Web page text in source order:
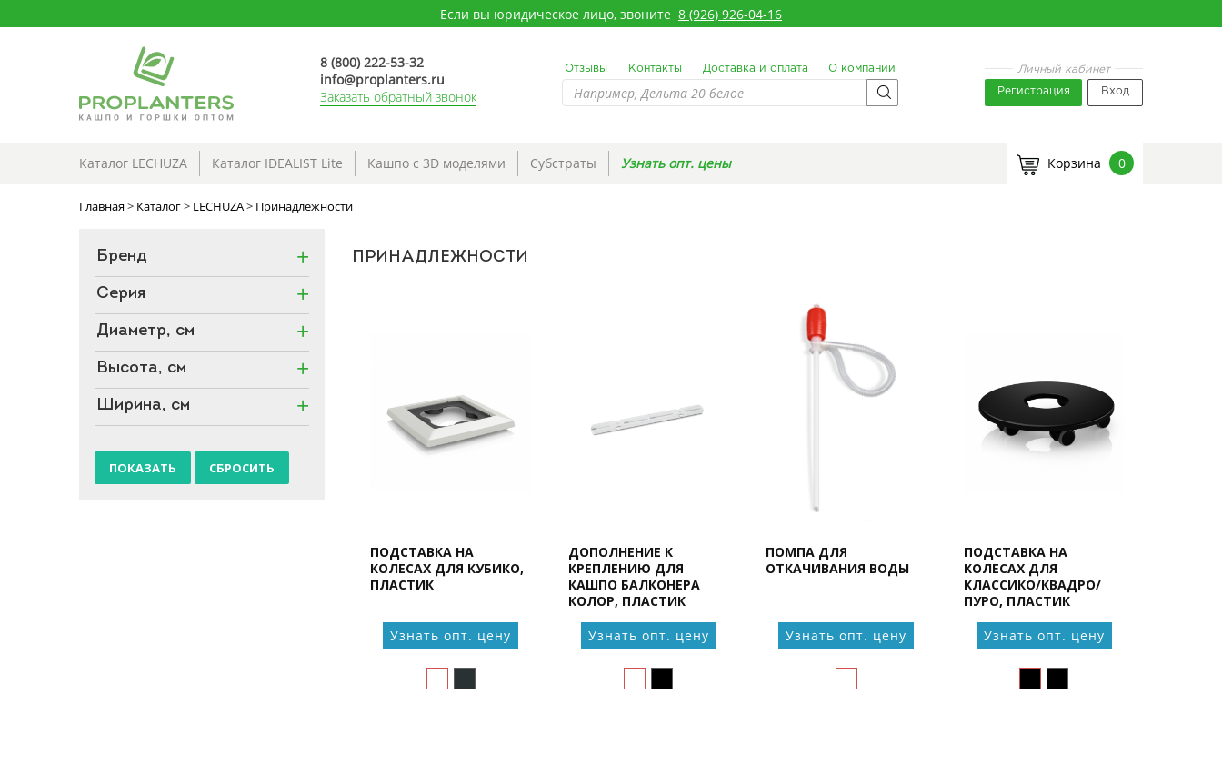
Если вы юридическое лицо, звоните 8 (926) 926-04-16
8 (800) 222-53-32
info@proplanters.ru
Заказать обратный звонок
Отзывы Контакты Доставка и оплата О компании Личный кабинет
Регистрация Вход
Каталог LECHUZA Каталог IDEALIST Lite Кашпо с 3D моделями Субстраты Узнать опт. цены Корзина 0
Главная> Каталог> LECHUZA> Принадлежности
Бренд
Серия
Диаметр, см
Высота, см
Ширина, см
ПРИНАДЛЕЖНОСТИ
ПОДСТАВКА НА
КОЛЕСАХ ДЛЯ КУБИКО,
ПЛАСТИК
Узнать опт. цену
ДОПОЛНЕНИЕ К
КРЕПЛЕНИЮ ДЛЯ
КАШПО БАЛКОНЕРА
КОЛОР, ПЛАСТИК
Узнать опт. цену
ПОМПА ДЛЯ
ОТКАЧИВАНИЯ ВОДЫ
Узнать опт. цену
ПОДСТАВКА НА
КОЛЕСАХ ДЛЯ
КЛАССИКО/КВАДРО/
ПУРО, ПЛАСТИК
Узнать опт. цену